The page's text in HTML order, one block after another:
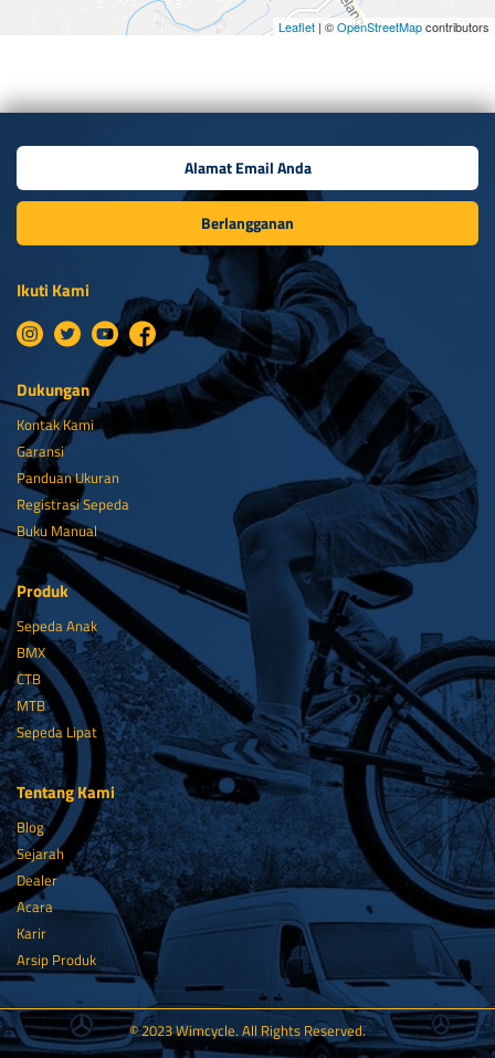
Leaflet | ©OpenStreetMapcontributors
Berlangganan
Ikuti Kami
Dukungan
Kontak Kami
Garansi
Panduan Ukuran
Registrasi Sepeda
Buku Manual
Produk
Sepeda Anak
BMX
CTB
MTB
Sepeda Lipat
Tentang Kami
Blog
Sejarah
Dealer
Acara
Karir
Arsip Produk
© 2023 Wimcycle. All Rights Reserved.